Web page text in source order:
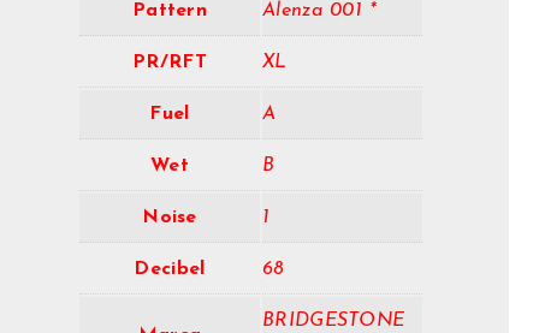
Pattern Alenza 001 *
PR/RFT XL
Fuel A
Wet B
Noise 1
Decibel 68
BRIDGESTONE